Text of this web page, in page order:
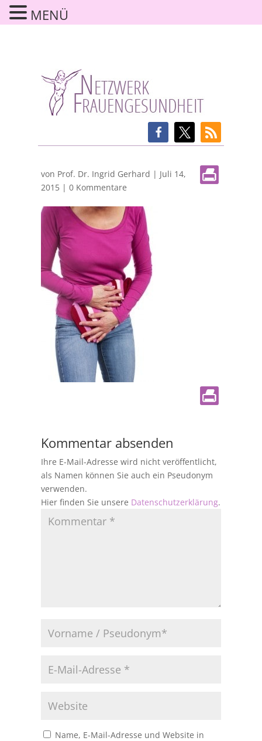
von Prof. Dr. Ingrid Gerhard | Juli 14,
2015| 0 Kommentare
Kommentar absenden
Ihre E-Mail-Adresse wird nicht veröffentlicht,
als Namen können Sie auch ein Pseudonym
verwenden.
Hier finden Sie unsere Datenschutzerklärung.
Name, E-Mail-Adresse und Website in
MENÜ